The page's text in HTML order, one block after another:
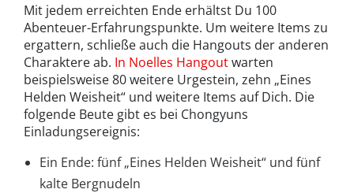
Mit jedem erreichten Ende erhältst Du 100
Abenteuer-Erfahrungspunkte. Um weitere Items zu
ergattern, schließe auch die Hangouts der anderen
Charaktere ab. In Noelles Hangoutwarten
beispielsweise 80 weitere Urgestein, zehn „Eines
Helden Weisheit“ und weitere Items auf Dich. Die
folgende Beute gibt es bei Chongyuns
Einladungsereignis:
Ein Ende: fünf „Eines Helden Weisheit“ und fünf
kalte Bergnudeln